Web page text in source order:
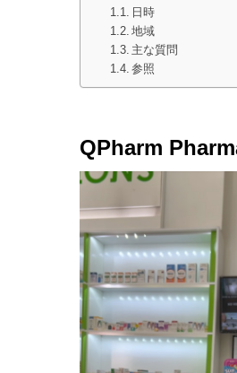
日時
地域
主な質問
参照
QPharm